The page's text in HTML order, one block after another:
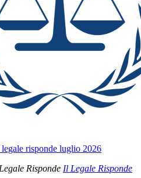
risponde luglio 2026
Risponde Il Legale Risponde